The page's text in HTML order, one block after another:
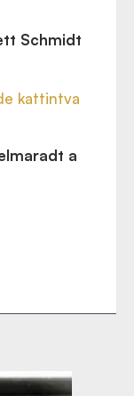
Schmidt
kattintva
a